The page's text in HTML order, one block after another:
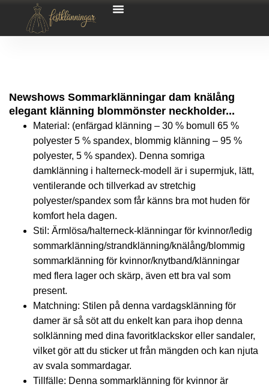
Newshows Sommarklänningar dam knälång
elegant klänning blommönster neckholder...
Material: (enfärgad klänning – 30 % bomull 65 %
polyester 5 % spandex, blommig klänning – 95 %
polyester, 5 % spandex). Denna somriga
damklänning i halterneck-modell är i supermjuk, lätt,
ventilerande och tillverkad av stretchig
polyester/spandex som får känns bra mot huden för
komfort hela dagen.
Stil: Ärmlösa/halterneck-klänningar för kvinnor/ledig
sommarklänning/strandklänning/knälång/blommig
sommarklänning för kvinnor/knytband/klänningar
med flera lager och skärp, även ett bra val som
present.
Matchning: Stilen på denna vardagsklänning för
damer är så söt att du enkelt kan para ihop denna
solklänning med dina favoritklackskor eller sandaler,
vilket gör att du sticker ut från mängden och kan njuta
av svala sommardagar.
Tillfälle: Denna sommarklänning för kvinnor är